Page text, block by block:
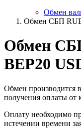
Обмен
Обмен СБП
Обмен
BEP20
Обмен производится
получения оплаты от
Оплату необходимо
истечении времени